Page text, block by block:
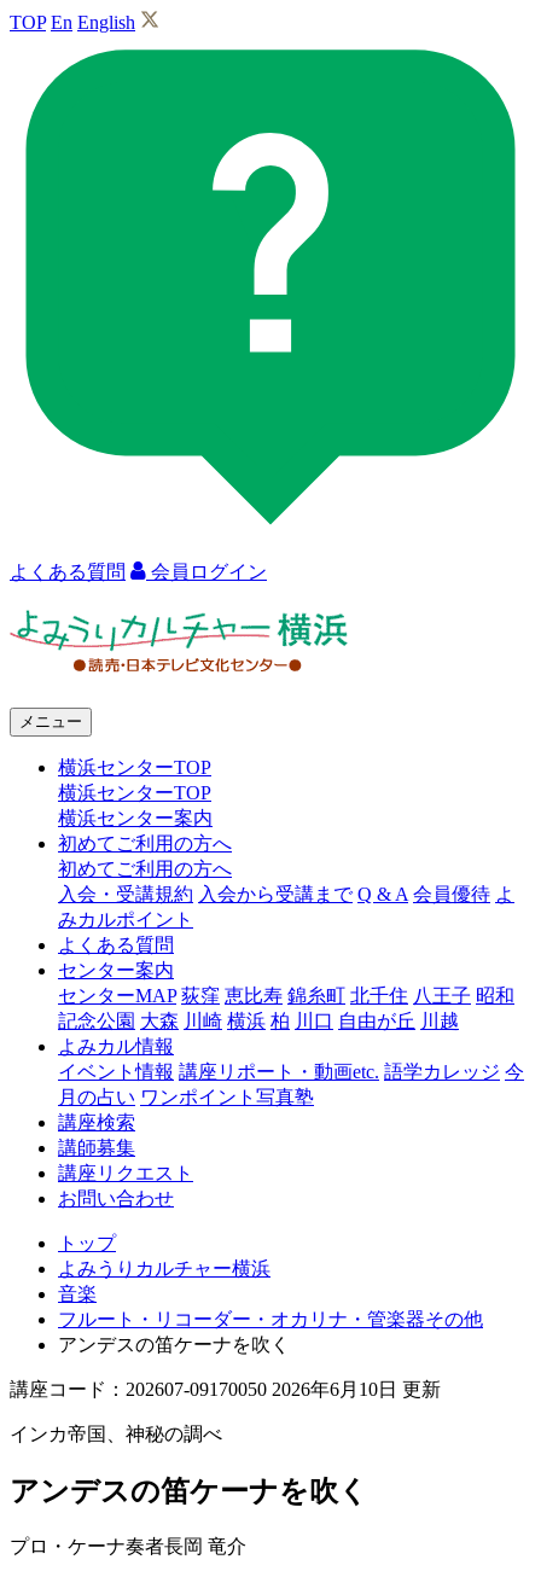
TOP En English
よくある質問 会員ログイン
ャ
浜
メニュー
横浜センターTOP
横浜センターTOP
横浜センター案内
初めてご利用の方へ
初めてご利用の方へ
入会・受講規約 入会から受講まで Q & A 会員優待 よ
みカルポイント
よくある質問
センター案内
センターMAP 荻窪 恵比寿 錦糸町 北千住 八王子 昭和
記念公園 大森 川崎 横浜 柏 川口 自由が丘 川越
よみカル情報
イベント情報 講座リポート・動画etc. 語学カレッジ 今
月の占い ワンポイント写真塾
講座検索
講師募集
講座リクエスト
お問い合わせ
トップ
よみうりカルチャー横浜
音楽
フルート・リコーダー・オカリナ・管楽器その他
アンデスの笛ケーナを吹く
講座コード：202607-09170050 2026年6月10日 更新
インカ帝国、神秘の調べ
アンデスの笛ケーナを吹く
プロ・ケーナ奏者長岡 竜介